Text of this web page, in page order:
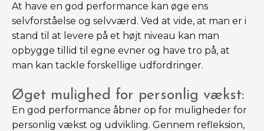
At have en god performance kan øge ens
selvforståelse og selvværd. Ved at vide, at man er i
stand til at levere på et højt niveau kan man
opbygge tillid til egne evner og have tro på, at
man kan tackle forskellige udfordringer.
Øget mulighed for personlig vækst:
En god performance åbner op for muligheder for
personlig vækst og udvikling. Gennem refleksion,